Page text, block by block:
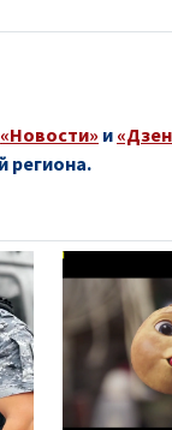
«Новости» и
региона.